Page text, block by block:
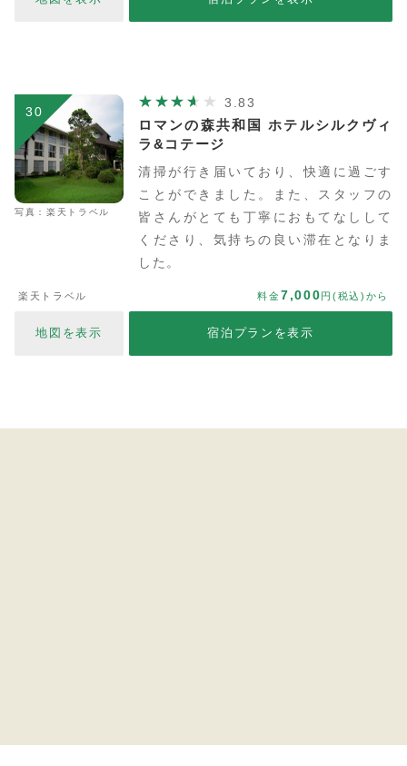
30
写真：楽天トラベル
3.83
ロマンの森共和国 ホテルシルクヴィ
ラ&コテージ
清掃が行き届いており、快適に過ごす
ことができました。また、スタッフの
皆さんがとても丁寧におもてなしして
くださり、気持ちの良い滞在となりま
した。
楽天トラベル 料金7,000円(税込)から
地図を表示 宿泊プランを表示